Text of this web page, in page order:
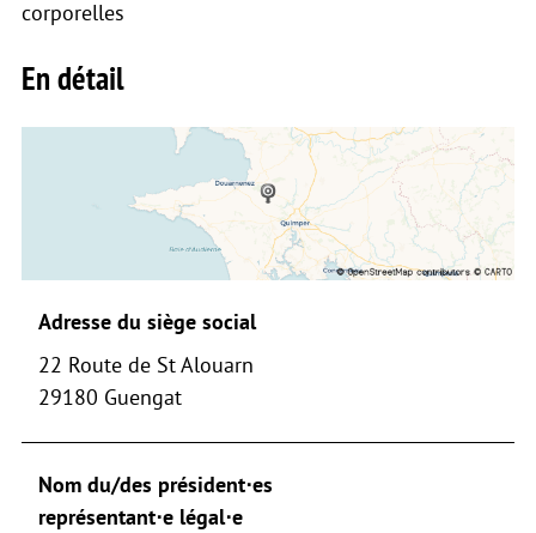
corporelles
En détail
Adresse du siège social
22 Route de St Alouarn
29180 Guengat
Nom du/des président⋅es
représentant⋅e légal⋅e